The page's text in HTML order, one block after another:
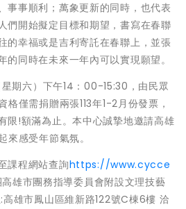
事事順利；萬象更新的同時，也代表
們開始擬定目標和期望，書寫在春聯
的幸福或是吉利寄託在春聯上，並張
的同時在未來一年內可以實現願望。
期六）下午14：00-15:30，由民眾
僅需捐贈兩張113年1-2月份發票，
限!額滿為止。本中心誠摯地邀請高雄
感受年節氣氛。
課程網站查詢https://www.cycce
雄市團務指導委員會附設文理技藝
雄市鳳山區維新路122號C棟6樓 洽